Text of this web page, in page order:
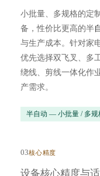
小批量、多规格的定
备，性价比更高的半
与生产成本。针对家
优先选择双飞叉、多
绕线、剪线一体化作
产需求。
半自动 — 小批量 / 多规
03核心精度
设备核心精度与